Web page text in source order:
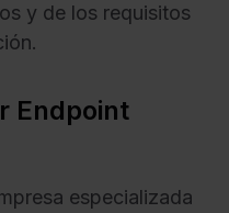
y de los requisitos
Endpoint
especializada